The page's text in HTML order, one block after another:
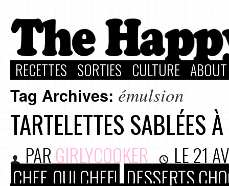
RECETTES SORTIES CULTURE
Tag Archives: émulsion
TARTELETTES SABLÉES
PAR GIRLYCOOKER LE21
CHEF, OUI CHEF! DESSERTS